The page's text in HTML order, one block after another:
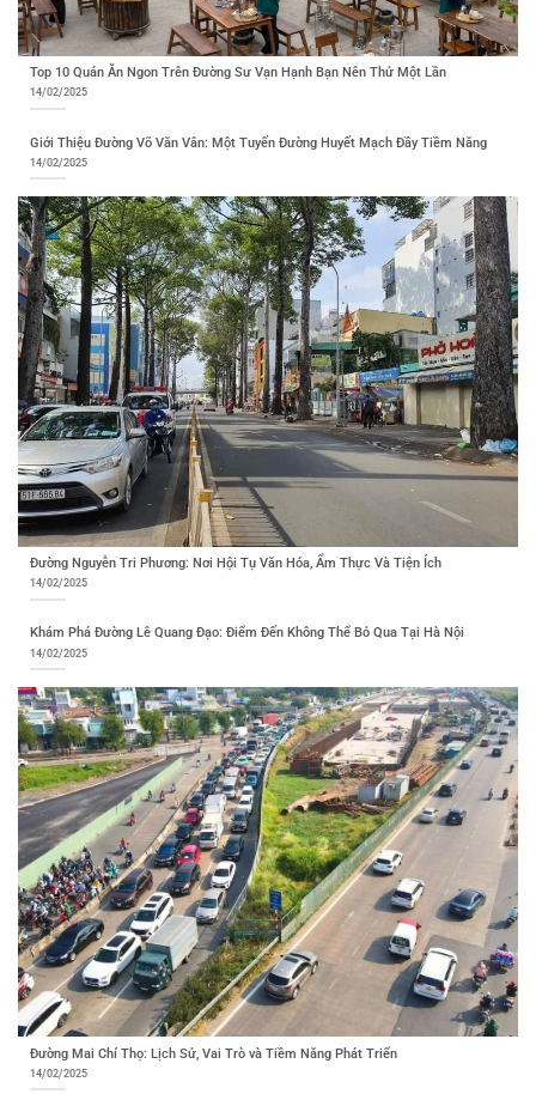
Top 10 Quán Ăn Ngon Trên Đường Sư Vạn Hạnh Bạn Nên Thử Một Lần
14/02/2025
Giới Thiệu Đường Võ Văn Vân: Một Tuyến Đường Huyết Mạch Đầy Tiềm Năng
14/02/2025
Đường Nguyễn Tri Phương: Nơi Hội Tụ Văn Hóa, Ẩm Thực Và Tiện Ích
14/02/2025
Khám Phá Đường Lê Quang Đạo: Điểm Đến Không Thể Bỏ Qua Tại Hà Nội
14/02/2025
Đường Mai Chí Thọ: Lịch Sử, Vai Trò và Tiềm Năng Phát Triển
14/02/2025